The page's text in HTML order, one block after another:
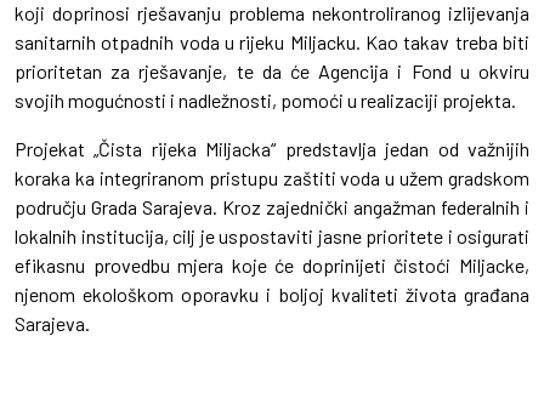
koji doprinosi rješavanju problema nekontroliranog izlijevanja
sanitarnih otpadnih voda u rijeku Miljacku. Kao takav treba biti
prioritetan za rješavanje, te da će Agencija i Fond u okviru
svojih mogućnosti i nadležnosti, pomoći u realizaciji projekta.
Projekat „Čista rijeka Miljacka“ predstavlja jedan od važnijih
koraka ka integriranom pristupu zaštiti voda u užem gradskom
području Grada Sarajeva. Kroz zajednički angažman federalnih i
lokalnih institucija, cilj je uspostaviti jasne prioritete i osigurati
efikasnu provedbu mjera koje će doprinijeti čistoći Miljacke,
njenom ekološkom oporavku i boljoj kvaliteti života građana
Sarajeva.